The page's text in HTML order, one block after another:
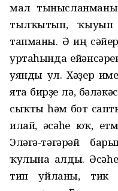
мал
тылҡытып, ҡыуып
тапманы. Ә иң
уртаһында
уянды ул. Хәҙер
ята бирҙе лә,
сыҡты һәм бот
илай, әсәһе юҡ,
Эләгә-тәгәрәй
ҡулына алды.
тип уйланы, тик